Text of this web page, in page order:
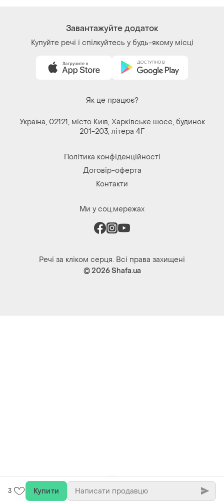
3 Купити
Як це працює?
Україна, 02121, місто Київ, Харківське шосе, будинок
Політика конфіденційності
Договір-оферта
Контакти
Ми у соц.мережах
Речі за кліком серця. Всі права захищені